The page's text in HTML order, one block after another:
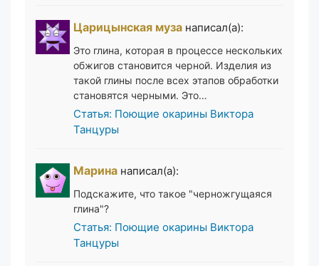
Царицынская муза написал(а):
Это глина, которая в процессе нескольких
обжигов становится черной. Изделия из
такой глины после всех этапов обработки
становятся черными. Это…
Статья: Поющие окарины Виктора
Танцуры
Марина написал(а):
Подскажите, что такое "черножгущаяся
глина"?
Статья: Поющие окарины Виктора
Танцуры